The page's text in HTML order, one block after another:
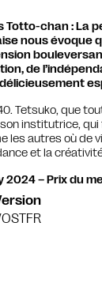
Totto-chan : La
nous évoque
de
Tetsuko, que
institutrice,
les autres où
et la
2024 –Prix du